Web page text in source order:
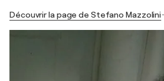
Découvrir la page de Stefano Mazzolini